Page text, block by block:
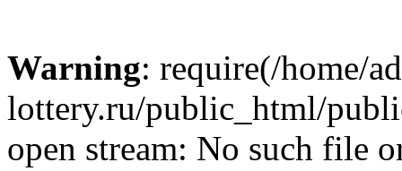
Warning: require(/home/
lottery.ru/public_html/
open stream: No such file